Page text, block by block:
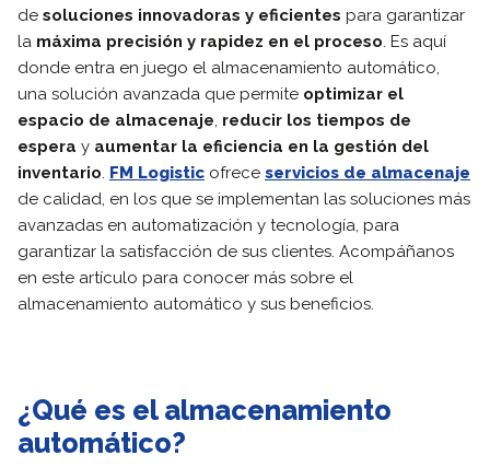
de soluciones innovadoras y eficientes para garantizar
la máxima precisión y rapidez en el proceso. Es aquí
donde entra en juego el almacenamiento automático,
una solución avanzada que permite optimizar el
espacio de almacenaje, reducir los tiempos de
espera y aumentar la eficiencia en la gestión del
inventario. FM Logistic ofrece servicios de almacenaje
de calidad, en los que se implementan las soluciones más
avanzadas en automatización y tecnología, para
garantizar la satisfacción de sus clientes. Acompáñanos
en este artículo para conocer más sobre el
almacenamiento automático y sus beneficios.
¿Qué es el almacenamiento
automático?